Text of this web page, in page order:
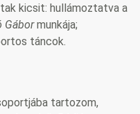
kicsit: hullámoztatva a
Gábormunkája;
táncok.
tartozom,